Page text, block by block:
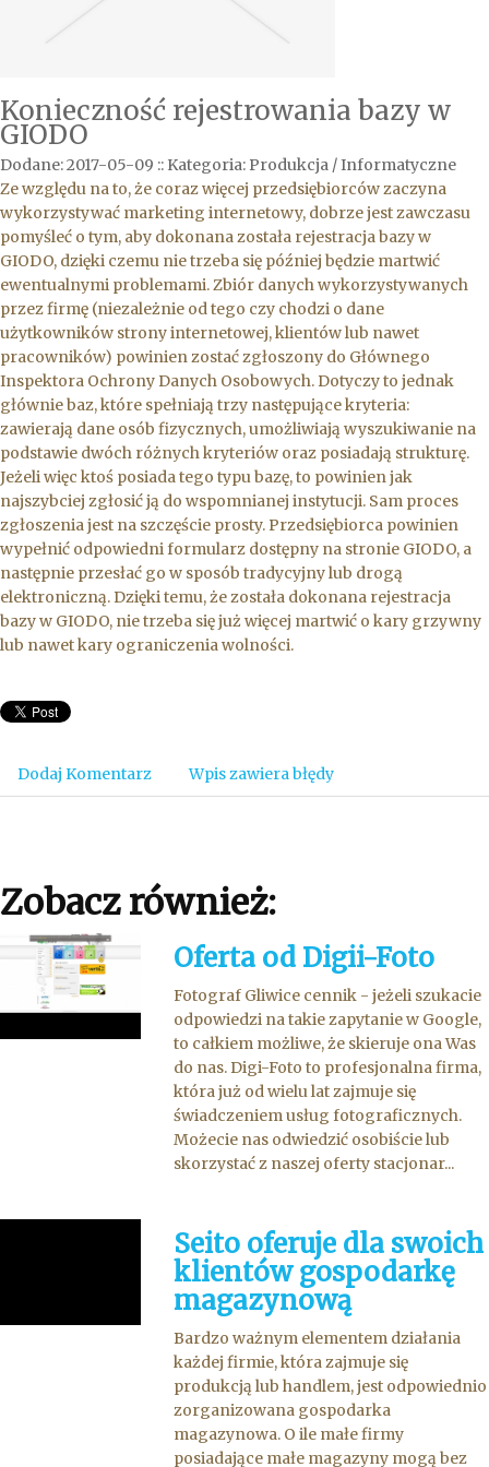
Konieczność rejestrowania bazy w
GIODO
Dodane: 2017-05-09 :: Kategoria: Produkcja / Informatyczne
Ze względu na to, że coraz więcej przedsiębiorców zaczyna
wykorzystywać marketing internetowy, dobrze jest zawczasu
pomyśleć o tym, aby dokonana została rejestracja bazy w
GIODO, dzięki czemu nie trzeba się później będzie martwić
ewentualnymi problemami. Zbiór danych wykorzystywanych
przez firmę (niezależnie od tego czy chodzi o dane
użytkowników strony internetowej, klientów lub nawet
pracowników) powinien zostać zgłoszony do Głównego
Inspektora Ochrony Danych Osobowych. Dotyczy to jednak
głównie baz, które spełniają trzy następujące kryteria:
zawierają dane osób fizycznych, umożliwiają wyszukiwanie na
podstawie dwóch różnych kryteriów oraz posiadają strukturę.
Jeżeli więc ktoś posiada tego typu bazę, to powinien jak
najszybciej zgłosić ją do wspomnianej instytucji. Sam proces
zgłoszenia jest na szczęście prosty. Przedsiębiorca powinien
wypełnić odpowiedni formularz dostępny na stronie GIODO, a
następnie przesłać go w sposób tradycyjny lub drogą
elektroniczną. Dzięki temu, że została dokonana rejestracja
bazy w GIODO, nie trzeba się już więcej martwić o kary grzywny
lub nawet kary ograniczenia wolności.
Dodaj Komentarz Wpis zawiera błędy
Zobacz również:
Oferta od Digii-Foto
Fotograf Gliwice cennik - jeżeli szukacie
odpowiedzi na takie zapytanie w Google,
to całkiem możliwe, że skieruje ona Was
do nas. Digi-Foto to profesjonalna firma,
która już od wielu lat zajmuje się
świadczeniem usług fotograficznych.
Możecie nas odwiedzić osobiście lub
skorzystać z naszej oferty stacjonar...
Seito oferuje dla swoich
klientów gospodarkę
magazynową
Bardzo ważnym elementem działania
każdej firmie, która zajmuje się
produkcją lub handlem, jest odpowiednio
zorganizowana gospodarka
magazynowa. O ile małe firmy
posiadające małe magazyny mogą bez